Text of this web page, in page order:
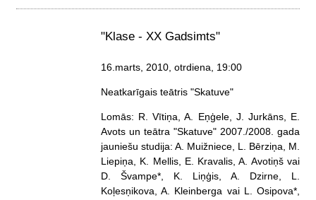
"Klase - XX Gadsimts"
16.marts, 2010, otrdiena , 19:00
Neatkarīgais teātris "Skatuve"
Lomās: R. Vītiņa, A. Eņģele, J. Jurkāns, E.
Avots un teātra "Skatuve" 2007./2008. gada
jauniešu studija: A. Muižniece, L. Bērziņa, M.
Liepiņa, K. Mellis, E. Kravalis, A. Avotiņš vai
D. Švampe*, K. Liņģis, A. Dzirne, L.
Koļesņikova, A. Kleinberga vai L. Osipova*,